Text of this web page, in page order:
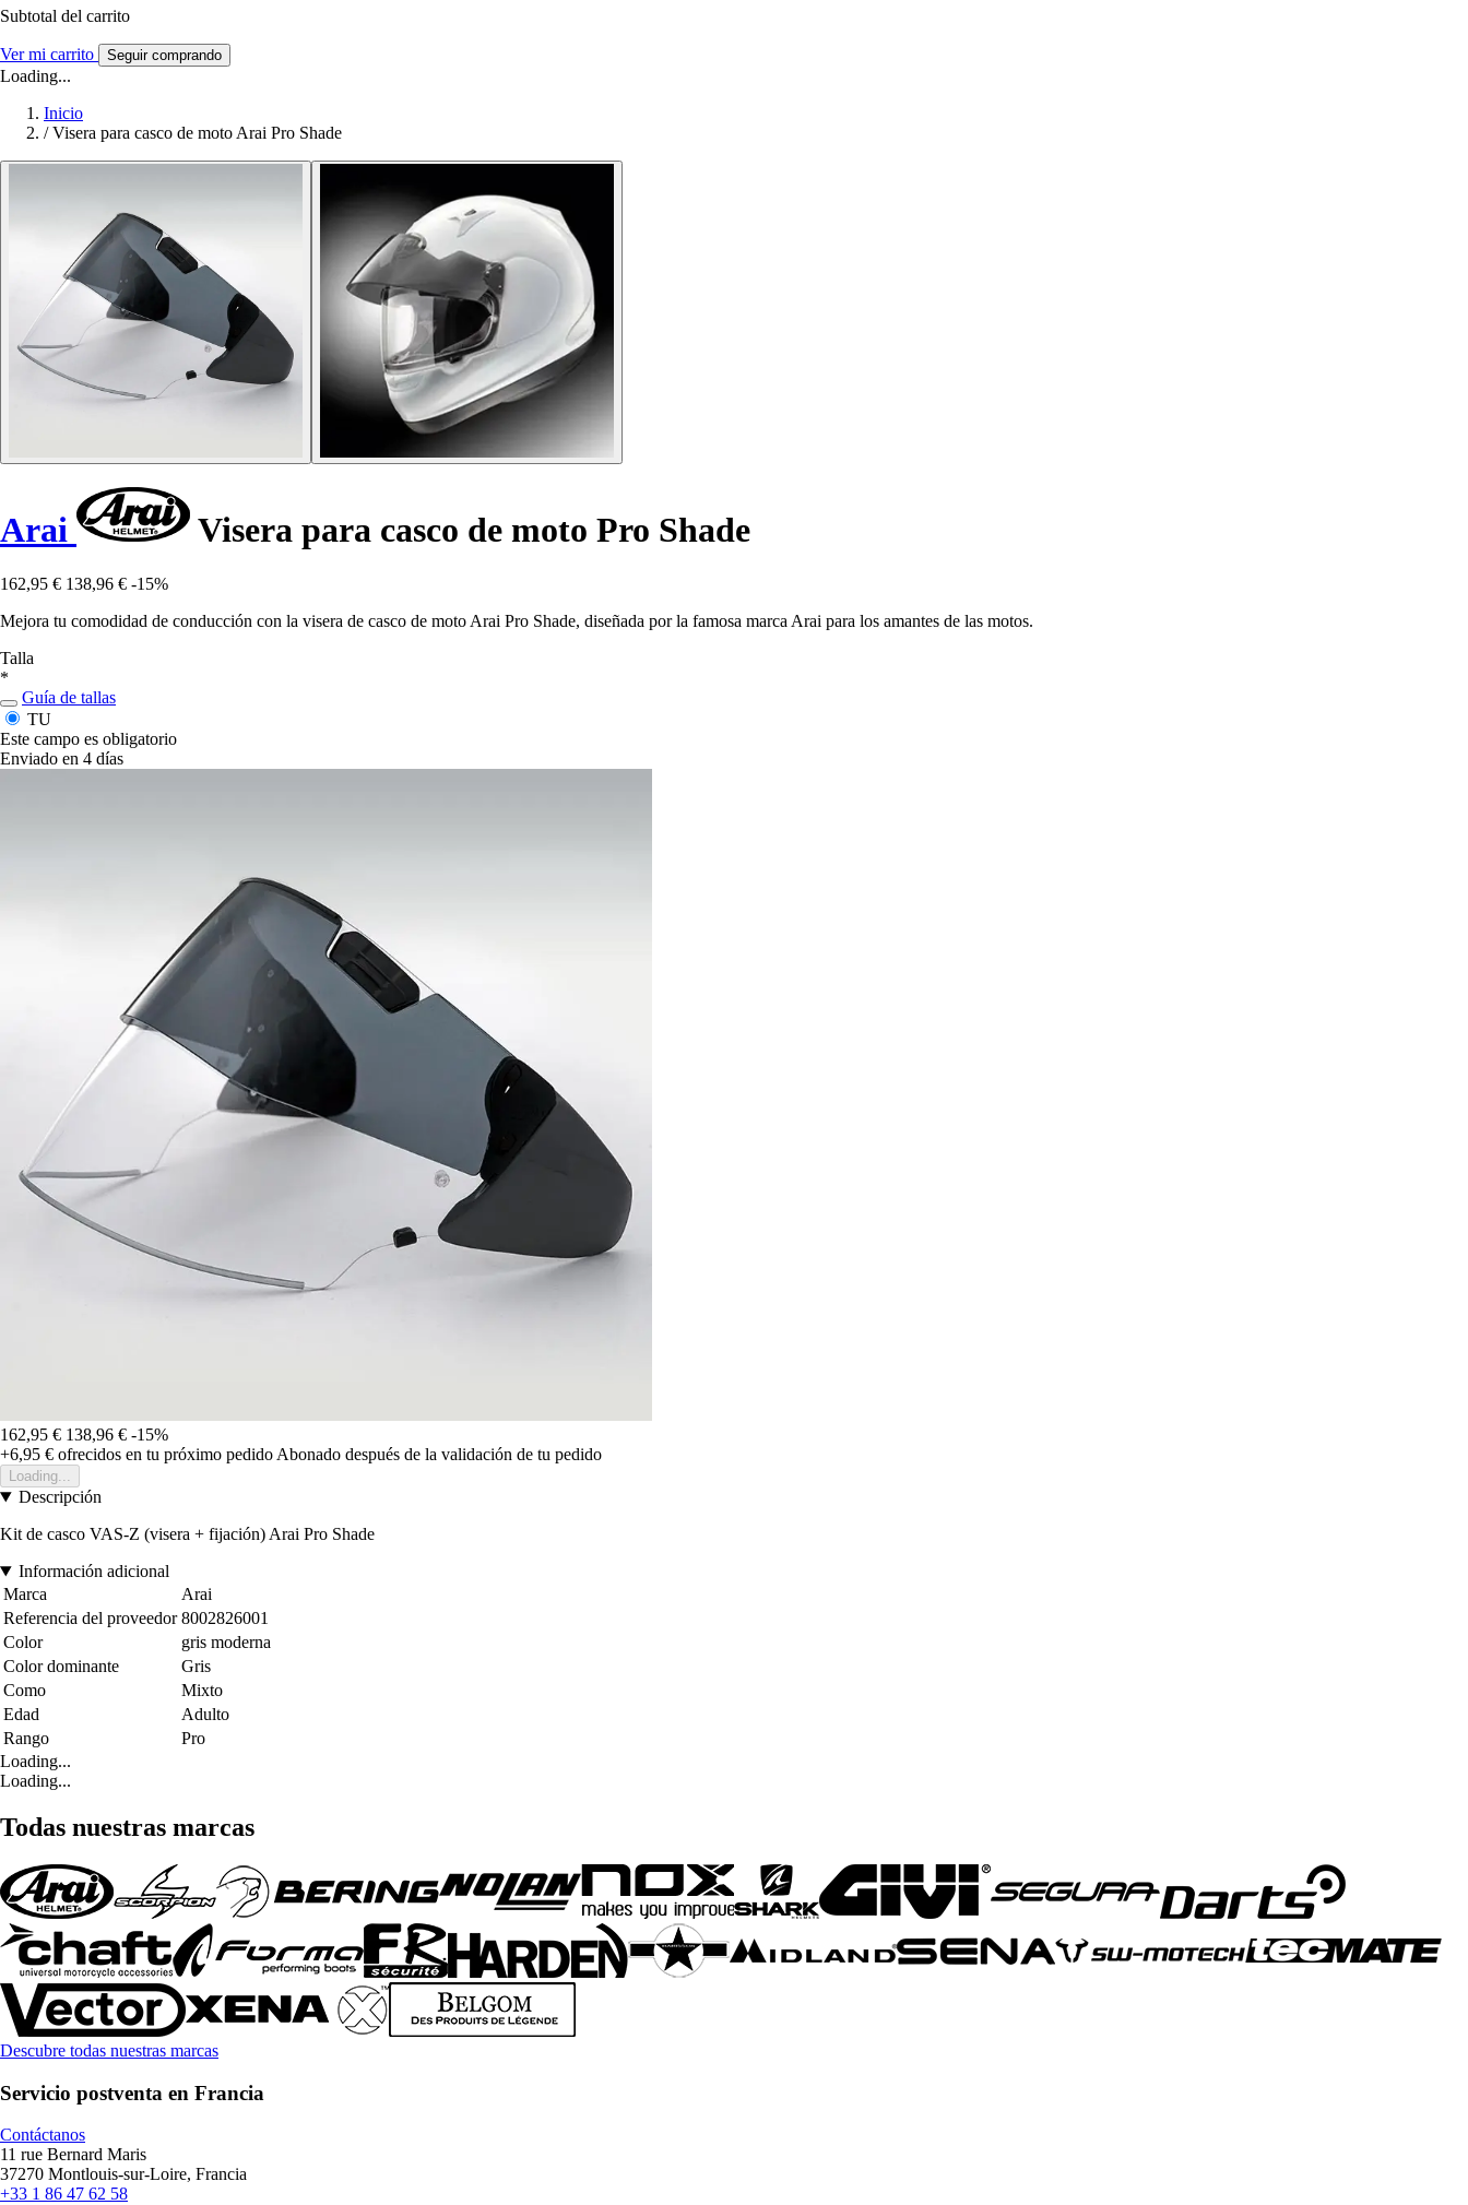
Subtotal del carrito
Ver mi carrito Seguir comprando
Loading...
Inicio
/ Visera para casco de moto Arai Pro Shade
Arai Visera para casco de moto Pro Shade
162,95 € 138,96 € -15%
Mejora tu comodidad de conducción con la visera de casco de moto Arai Pro Shade, diseñada por la famosa marca Arai para los amantes de las motos.
Talla
*
Guía de tallas
TU
Este campo es obligatorio
Enviado en 4 días
162,95 € 138,96 € -15%
+6,95 € ofrecidos en tu próximo pedido Abonado después de la validación de tu pedido
Loading...
Descripción
Kit de casco VAS-Z (visera + fijación) Arai Pro Shade
Información adicional
Marca
Arai
Referencia del proveedor 8002826001
Color
gris moderna
Color dominante
Gris
Como
Mixto
Edad
Adulto
Rango
Pro
Loading...
Loading...
Todas nuestras marcas
Descubre todas nuestras marcas
Servicio postventa en Francia
Contáctanos
11 rue Bernard Maris
37270 Montlouis-sur-Loire, Francia
+33 1 86 47 62 58